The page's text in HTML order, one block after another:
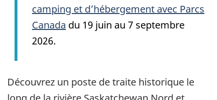
camping et d’hébergement avec Parcs
Canada du 19 juin au 7 septembre
2026.
Découvrez un poste de traite historique le